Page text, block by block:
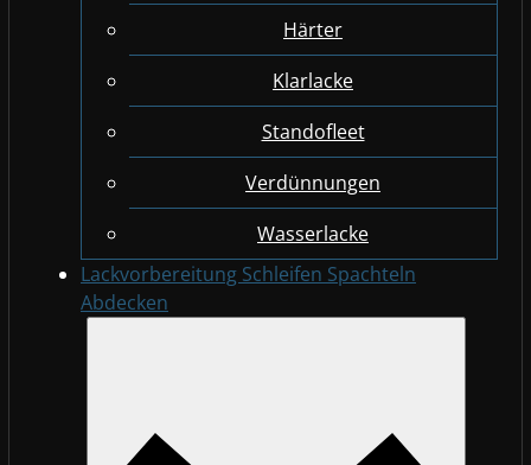
Härter
Klarlacke
Standofleet
Verdünnungen
Wasserlacke
Lackvorbereitung Schleifen Spachteln
Abdecken